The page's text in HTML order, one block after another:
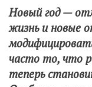
Новый год —
жизнь и новые
часто то, что
теперь